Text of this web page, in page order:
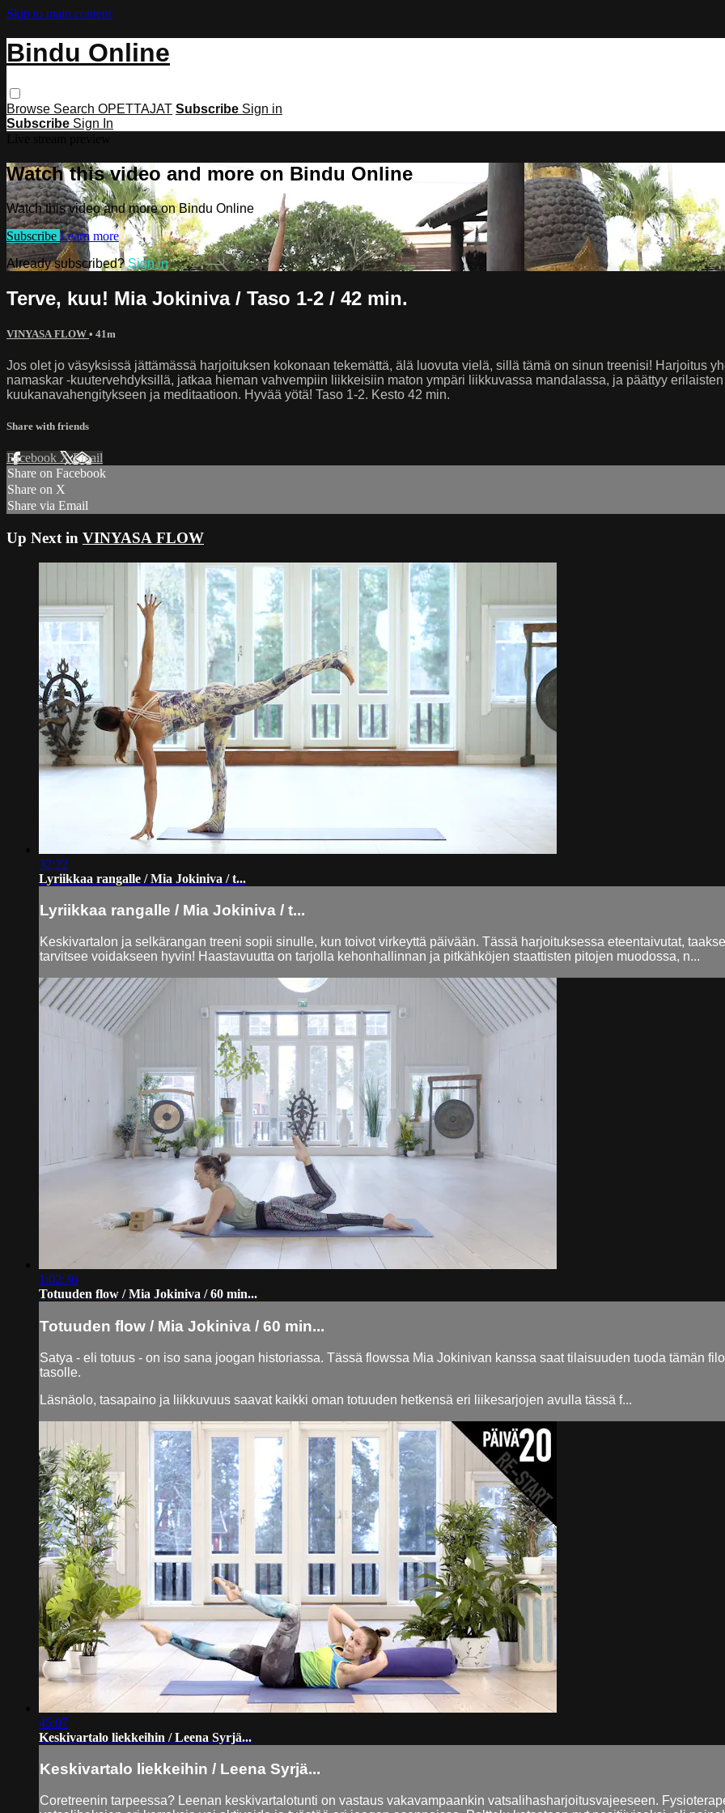
Skip to main content
Bindu Online
Browse Search OPETTAJAT Subscribe Sign in
Subscribe Sign In
Watch this video and more on Bindu Online
Watch this video and more on Bindu Online
Subscribe Learn more
Already subscribed?Sign in
Terve, kuu! Mia Jokiniva / Taso 1-2 / 42 min.
VINYASA FLOW • 41m
Jos olet jo väsyksissä jättämässä harjoituksen kokonaan tekemättä, älä luovuta vielä, sillä tämä on sinun treenisi! Harjoitus
namaskar -kuutervehdyksillä, jatkaa hieman vahvempiin liikkeisiin maton ympäri liikkuvassa mandalassa, ja päättyy
kuukanavahengitykseen ja meditaatioon. Hyvää yötä! Taso 1-2. Kesto 42 min.
Share with friends
Facebook XEmail
Share on Facebook
Share on X
Share via Email
Up Next in VINYASA FLOW
32:22
Lyriikkaa rangalle / Mia Jokiniva / t...
Lyriikkaa rangalle / Mia Jokiniva / t...
Keskivartalon ja selkärangan treeni sopii sinulle, kun toivot virkeyttä päivään. Tässä harjoituksessa eteentaivutat,
tarvitsee voidakseen hyvin! Haastavuutta on tarjolla kehonhallinnan ja pitkähköjen staattisten pitojen muodossa, n...
1:02:36
Totuuden flow / Mia Jokiniva / 60 min...
Totuuden flow / Mia Jokiniva / 60 min...
Satya - eli totuus - on iso sana joogan historiassa. Tässä flowssa Mia Jokinivan kanssa saat tilaisuuden tuoda tämän
tasolle.
Läsnäolo, tasapaino ja liikkuvuus saavat kaikki oman totuuden hetkensä eri liikesarjojen avulla tässä f...
45:07
Keskivartalo liekkeihin / Leena Syrjä...
Keskivartalo liekkeihin / Leena Syrjä...
Coretreenin tarpeessa? Leenan keskivartalotunti on vastaus vakavampaankin vatsalihasharjoitusvajeeseen.